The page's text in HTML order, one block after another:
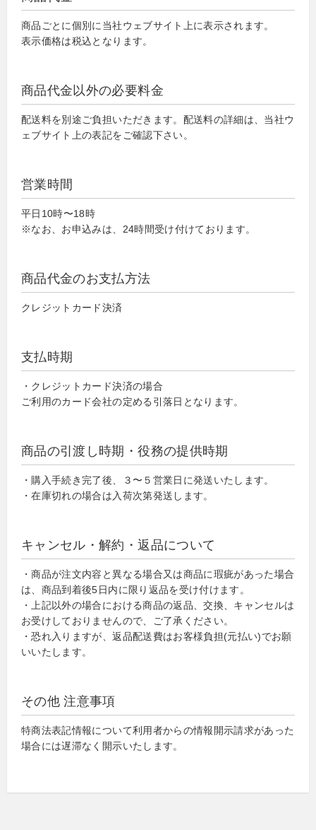
商品ごとに個別に当社ウェブサイト上に表示されます。
表示価格は税込となります。
商品代金以外の必要料金
配送料を別途ご負担いただきます。配送料の詳細は、当社ウ
ェブサイト上の表記をご確認下さい。
営業時間
平日10時〜18時
※なお、お申込みは、24時間受け付けております。
商品代金のお支払方法
クレジットカード決済
支払時期
・クレジットカード決済の場合
ご利用のカード会社の定める引落日となります。
商品の引渡し時期・役務の提供時期
・購入手続き完了後、３〜５営業日に発送いたします。
・在庫切れの場合は入荷次第発送します。
キャンセル・解約・返品について
・商品が注文内容と異なる場合又は商品に瑕疵があった場合
は、商品到着後5日内に限り返品を受け付けます。
・上記以外の場合における商品の返品、交換、キャンセルは
お受けしておりませんので、ご了承ください。
・恐れ入りますが、返品配送費はお客様負担(元払い)でお願
いいたします。
その他 注意事項
特商法表記情報について利用者からの情報開示請求があった
場合には遅滞なく開示いたします。